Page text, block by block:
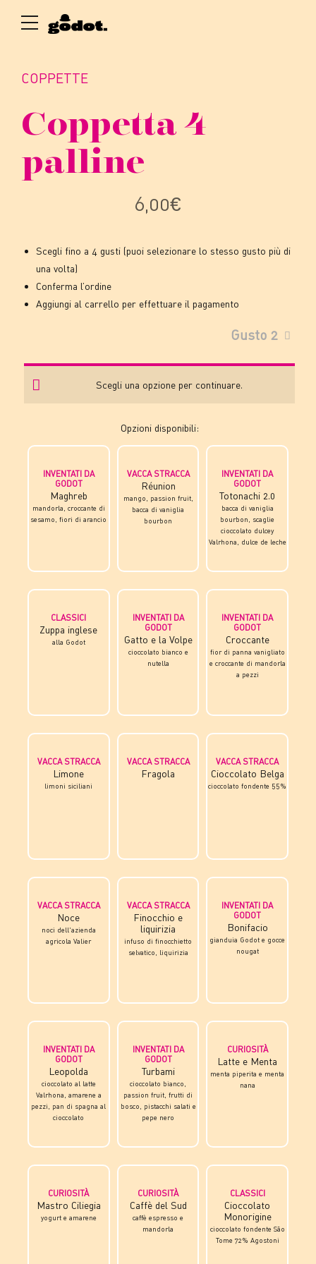
COPPETTE
Coppetta 4
palline
6,00€
Scegli fino a 4 gusti (puoi selezionare lo stesso gusto più di
una volta)
Conferma l’ordine
Aggiungi al carrello per effettuare il pagamento
Gusto 2
Scegli una opzione per continuare.
Opzioni disponibili:
INVENTATI DA
GODOT
Maghreb
mandorla, croccante di
sesamo, fiori di arancio
VACCA STRACCA
Réunion
mango, passion fruit,
bacca di vaniglia
bourbon
INVENTATI DA
GODOT
Totonachi 2.0
bacca di vaniglia
bourbon, scaglie
cioccolato dulcey
Valrhona, dulce de leche
CLASSICI
Zuppa inglese
alla Godot
INVENTATI DA
GODOT
Gatto e la Volpe
cioccolato bianco e
nutella
INVENTATI DA
GODOT
Croccante
fior di panna vanigliato
e croccante di mandorla
a pezzi
VACCA STRACCA
Limone
limoni siciliani
VACCA STRACCA
Fragola
VACCA STRACCA
Cioccolato Belga
cioccolato fondente 55%
VACCA STRACCA
Noce
noci dell'azienda
agricola Valier
VACCA STRACCA
Finocchio e
liquirizia
infuso di finocchietto
selvatico, liquirizia
INVENTATI DA
GODOT
Bonifacio
gianduia Godot e gocce
nougat
INVENTATI DA
GODOT
Leopolda
cioccolato al latte
Valrhona, amarene a
pezzi, pan di spagna al
cioccolato
INVENTATI DA
GODOT
Turbami
cioccolato bianco,
passion fruit, frutti di
bosco, pistacchi salati e
pepe nero
CURIOSITÀ
Latte e Menta
menta piperita e menta
nana
CURIOSITÀ
Mastro Ciliegia
yogurt e amarene
CURIOSITÀ
Caffè del Sud
caffè espresso e
mandorla
CLASSICI
Cioccolato
Monorigine
cioccolato fondente São
Tome 72% Agostoni